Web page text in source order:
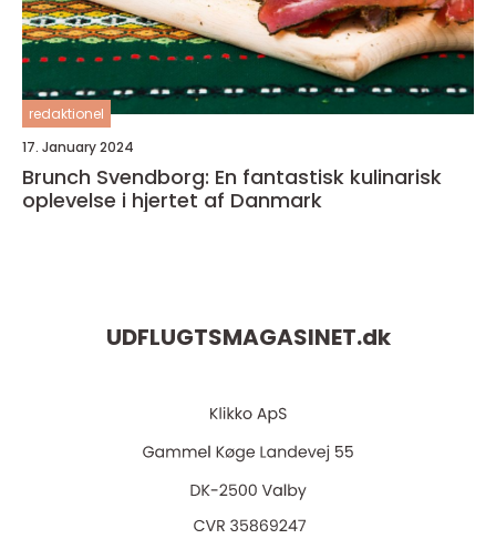
redaktionel
17. January 2024
Brunch Svendborg: En fantastisk kulinarisk
oplevelse i hjertet af Danmark
UDFLUGTSMAGASINET.dk